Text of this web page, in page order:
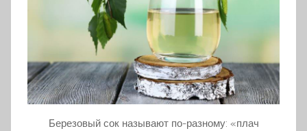
Березовый сок называют по-разному: «плач